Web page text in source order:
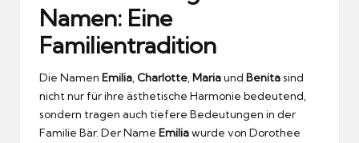
Namen: Eine
Familientradition
Die Namen Emilia Charlotte Mariaund Benitasind
nicht nur für ihre ästhetische Harmonie bedeutend,
sondern tragen auch tiefere Bedeutungen in der
Familie Bär. Der Name Emiliawurde von Dorothee